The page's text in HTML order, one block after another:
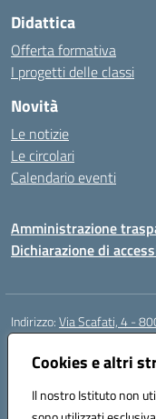
Cookies e altri
Il nostro Istituto non
Didattica
Offerta formativa
I progetti delle classi
Novità
Le notizie
Le circolari
Calendario eventi
Amministrazione
Dichiarazione di
Indirizzo:Via Scafati, 4 -
Centralino:
Posta elettronica
Codice fiscale:
Codice meccanografico: